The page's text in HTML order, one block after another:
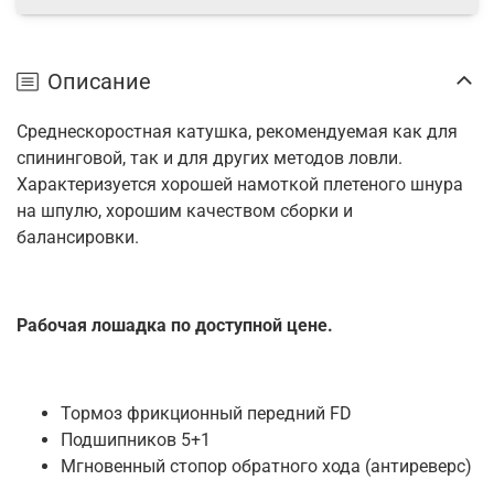
Описание
Среднескоростная катушка, рекомендуемая как для
спининговой, так и для других методов ловли.
Характеризуется хорошей намоткой плетеного шнура
на шпулю, хорошим качеством сборки и
балансировки.
Рабочая лошадка по доступной цене.
Тормоз фрикционный передний FD
Подшипников 5+1
Мгновенный стопор обратного хода (антиреверс)